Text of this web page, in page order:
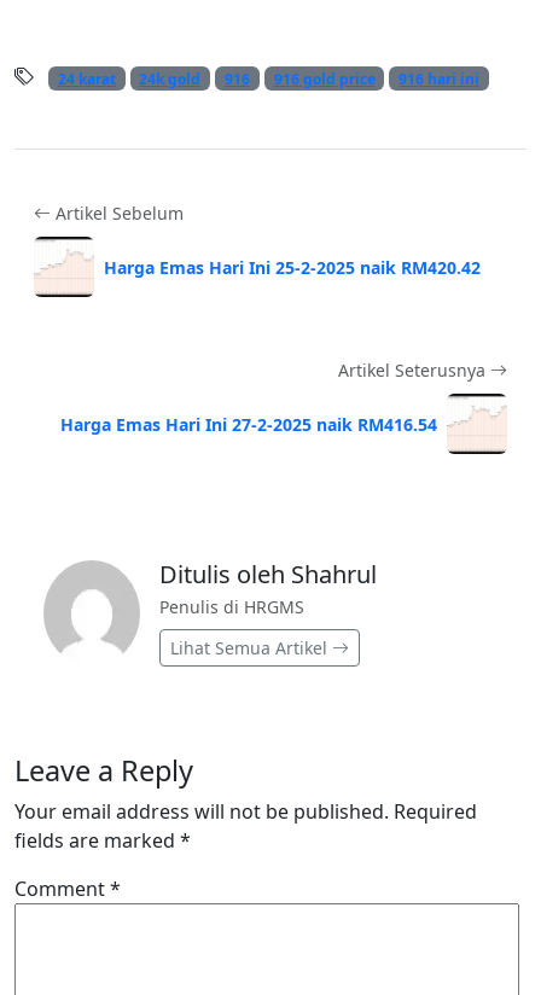
24 karat 24k gold 916 916 gold price 916 hari ini
Artikel Sebelum
Harga Emas Hari Ini 25-2-2025 naik RM420.42
Artikel Seterusnya
Harga Emas Hari Ini 27-2-2025 naik RM416.54
Ditulis oleh Shahrul
Penulis di HRGMS
Lihat Semua Artikel
Leave a Reply
Your email address will not be published. Required
fields are marked *
Comment*